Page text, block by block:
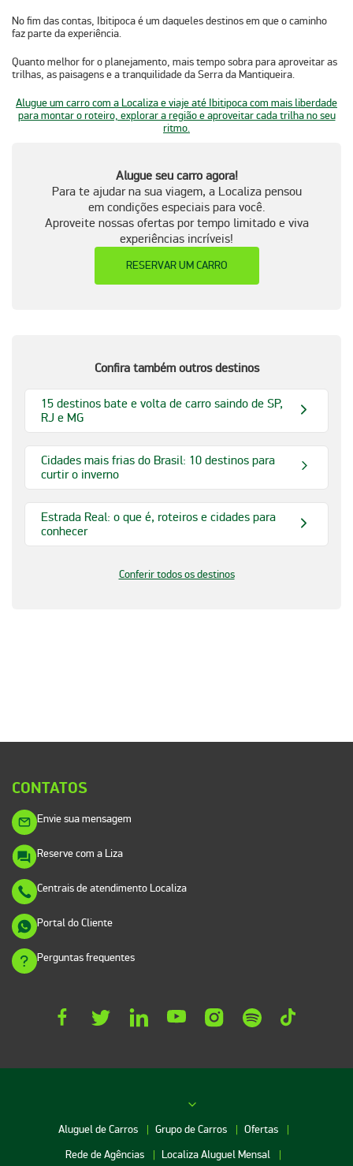
No fim das contas, Ibitipoca é um daqueles destinos em que o caminho
faz parte da experiência.
Quanto melhor for o planejamento, mais tempo sobra para aproveitar as
trilhas, as paisagens e a tranquilidade da Serra da Mantiqueira.
Alugue um carro com a Localiza e viaje até Ibitipoca com mais liberdade
para montar o roteiro, explorar a região e aproveitar cada trilha no seu
ritmo.
Alugue seu carro agora!
Para te ajudar na sua viagem, a Localiza pensou
em condições especiais para você.
Aproveite nossas ofertas por tempo limitado e viva
experiências incríveis!
RESERVAR UM CARRO
Confira também outros destinos
15 destinos bate e volta de carro saindo de SP,
RJ e MG
Cidades mais frias do Brasil: 10 destinos para
curtir o inverno
Estrada Real: o que é, roteiros e cidades para
conhecer
Conferir todos os destinos
CONTATOS
Envie sua mensagem
Reserve com a Liza
Centrais de atendimento Localiza
Portal do Cliente
Perguntas frequentes
Aluguel de Carros Grupo de Carros
Ofertas
Rede de Agências
Localiza Aluguel Mensal